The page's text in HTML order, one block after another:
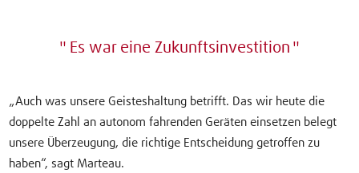
Es war eine Zukunftsinvestition
„Auch was unsere Geisteshaltung betrifft. Das wir heute die
doppelte Zahl an autonom fahrenden Geräten einsetzen belegt
unsere Überzeugung, die richtige Entscheidung getroffen zu
haben“, sagt Marteau.